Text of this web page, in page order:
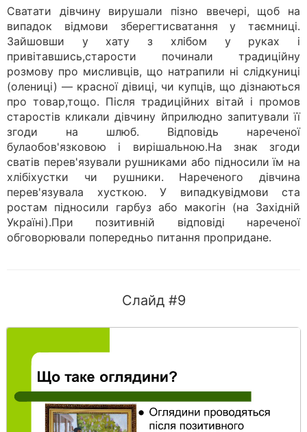
Сватати дівчину вирушали пізно ввечері, щоб на
випадок відмови зберегтисватання у таємниці.
Зайшовши у хату з хлібом у руках і
привітавшись,старости починали традиційну
розмову про мисливців, що натрапили ні слідкуниці
(олениці) — красної дівиці, чи купців, що дізнаються
про товар,тощо. Після традиційних вітай і промов
старостів кликали дівчину йприлюдно запитували її
згоди на шлюб. Відповідь нареченої
булаобов'язковою і вирішальною.На знак згоди
сватів перев'язували рушниками або підносили їм на
хлібіхустки чи рушники. Нареченого дівчина
перев'язувала хусткою. У випадкувідмови ста
ростам підносили гарбуз або макогін (на Західній
Україні).При позитивній відповіді нареченої
обговорювали попередньо питання пропридане.
Слайд #9